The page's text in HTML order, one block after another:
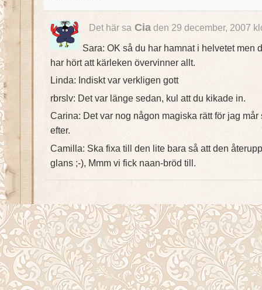
Det här sa Ciaden 29 december, 2007
Sara: OK så du har hamnat i helvetet
har hört att kärleken övervinner allt.
Linda: Indiskt var verkligen gott
rbrslv: Det var länge sedan, kul att du kikade in.
Carina: Det var nog någon magiska rätt för jag
efter.
Camilla: Ska fixa till den lite bara så att den
glans ;-), Mmm vi fick naan-bröd till.